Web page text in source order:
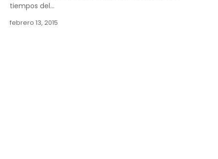
tiempos del…
febrero 13, 2015